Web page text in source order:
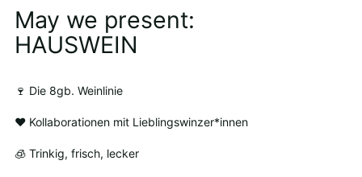
May we present:
HAUSWEIN
🍷 Die 8gb. Weinlinie
❤ Kollaborationen mit Lieblingswinzer*innen
🧊 Trinkig, frisch, lecker